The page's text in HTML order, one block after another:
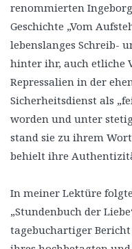
renommierten
Geschichte „Vom
lebenslanges Schreib-
hinter ihr, auch etliche
Repressalien in der
Sicherheitsdienst als
worden und unter
stand sie zu ihrem
behielt ihre
In meiner Lektüre
„Stundenbuch der
tagebuchartiger